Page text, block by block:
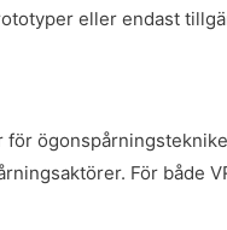
eller endast
För både